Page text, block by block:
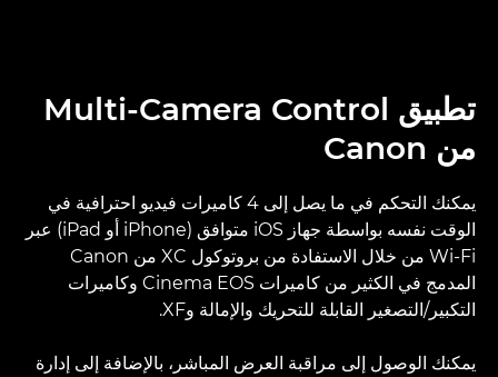
تطبيق Multi-Camera Control
من Canon
يمكنك التحكم في ما يصل إلى 4 كاميرات فيديو احترافية في
الوقت نفسه بواسطة جهاز iOS متوافق (iPhone أو iPad) عبر
Wi-Fi من خلال الاستفادة من بروتوكول XC من Canon
المدمج في الكثير من كاميرات Cinema EOS وكاميرات
التكبير/التصغير القابلة للتحريك والإمالة وXF.
يمكنك الوصول إلى مراقبة العرض المباشر، بالإضافة إلى إدارة